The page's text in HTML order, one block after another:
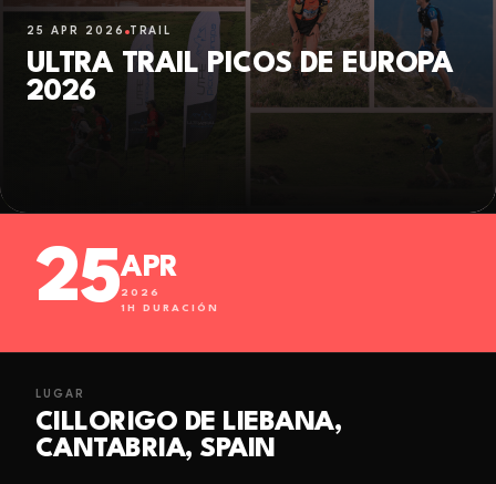
25 APR 2026 TRAIL
ULTRA TRAIL PICOS DE EUROPA
2026
25APR
2026
1H DURACIÓN
LUGAR
CILLORIGO DE LIEBANA,
CANTABRIA, SPAIN